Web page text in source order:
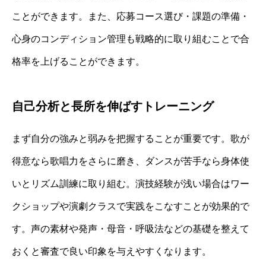
ことができます。また、応募コース選び・課題の準備・
心身のコンディション管理も戦略的に取り組むことで合
格率を上げることができます。
自己分析と長所を伸ばすトレーニング
まず自分の強みと弱みを把握することが重要です。歌が
得意なら歌唱力をさらに磨き、ダンスが苦手なら身体使
いとリズム訓練に取り組む。演技経験が浅い場合はワー
クショップや演劇クラスで実践をこなすことが効果的で
す。声の素材や発声・母音・呼吸法などの基礎を整えて
おくと審査で良い印象を与えやすくなります。